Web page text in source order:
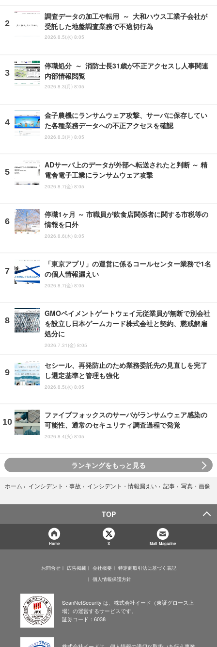
調査データの加工や転用 ～ 大和ハウス工業子会社が
受託した地盤調査業務で不適切行為
2026.8.5(水) 8:05
停職処分 ～ 消防士長31歳が不正アクセスし人事関連
内部情報閲覧
2026.8.3(月) 8:05
金子農機にランサムウェア攻撃、サーバに保存してい
た各種業務データへの不正アクセスを確認
2026.8.3(月) 8:05
ADサーバ上のデータが外部へ転送されたと判断 ～ 精
電舎電子工業にランサムウェア攻撃
2026.8.7(金) 8:05
停職1ヶ月 ～ 市職員が飲食店関係者に関する市税等の
情報を口外
2026.8.6(木) 8:05
「東京アプリ」の運営に係るコールセンター業務で1名
の個人情報漏えい
2026.8.7(金) 8:05
GMOペイメントゲートウェイ元従業員が無断で別会社
を設立し日本ゲームカード株式会社と契約、懲戒解雇
処分に
2026.7.31(金) 8:05
セシール、再発防止のため業務委託先の見直しを完了
し選定基準と管理も強化
2026.8.5(水) 8:05
ファイブフォックスのサーバがランサムウェア感染の
可能性、通常のセキュリティ調査過程で発覚
2026.8.4(火) 8:05
ランキングをもっと見る
ホーム › インシデント・事故 › インシデント・情報漏えい › 記事 › 写真・画像
TOP
Home X Mail Magazine
お問合せ 広告掲載 会社概要
特定商取引法に基づく表記
個人情報保護方針
ScanNetSecurity は、株式会社イード（東証グロース上
場）の運営するサービスです。
証券コード：6038